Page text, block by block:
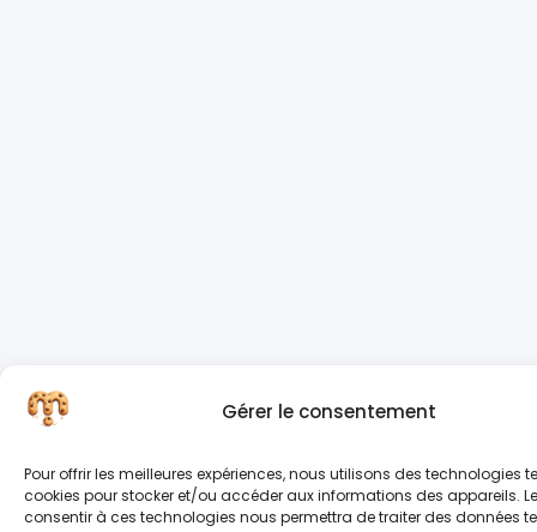
Gérer le consentement
Pour offrir les meilleures expériences, nous utilisons des technologies
cookies pour stocker et/ou accéder aux informations des appareils.
consentir à ces technologies nous permettra de traiter des données